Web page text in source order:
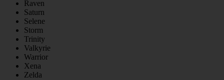
Raven
Saturn
Selene
Storm
Trinity
Valkyrie
Warrior
Xena
Zelda